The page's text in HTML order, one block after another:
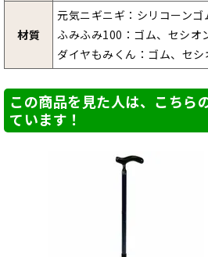
材質
元気ニギニギ：シリコーンゴ
ふみふみ100：ゴム、セシオ
ダイヤもみくん：ゴム、セ
この商品を見た人は、こちら
ています！